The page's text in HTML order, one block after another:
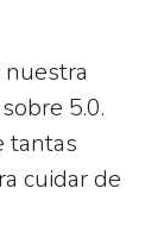
5.0.
tantas
cuidar de